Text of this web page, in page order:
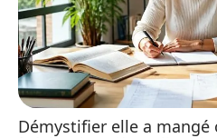
Démystifier elle a mangé